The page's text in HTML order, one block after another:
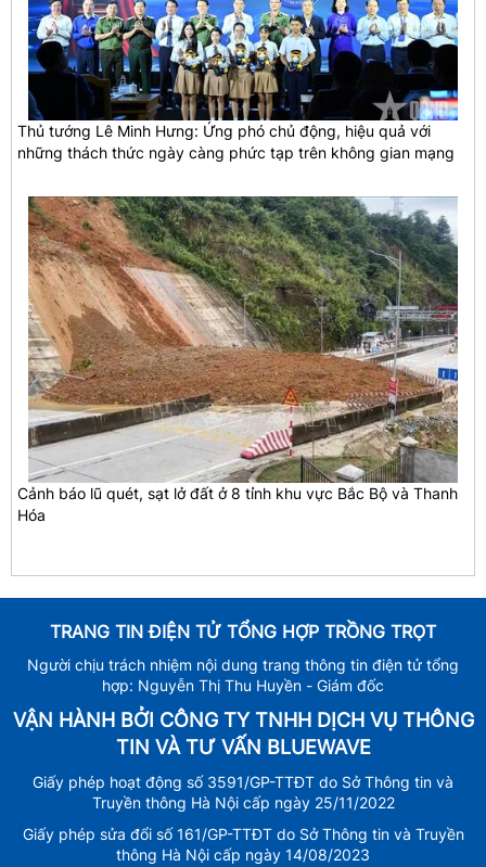
Thủ tướng Lê Minh Hưng: Ứng phó chủ động, hiệu quả với
những thách thức ngày càng phức tạp trên không gian mạng
Cảnh báo lũ quét, sạt lở đất ở 8 tỉnh khu vực Bắc Bộ và Thanh
Hóa
TRANG TIN ĐIỆN TỬ TỔNG HỢP TRỒNG TRỌT
Người chịu trách nhiệm nội dung trang thông tin điện tử tổng
hợp: Nguyễn Thị Thu Huyền - Giám đốc
VẬN HÀNH BỞI CÔNG TY TNHH DỊCH VỤ THÔNG
TIN VÀ TƯ VẤN BLUEWAVE
Giấy phép hoạt động số 3591/GP-TTĐT do Sở Thông tin và
Truyền thông Hà Nội cấp ngày 25/11/2022
Giấy phép sửa đổi số 161/GP-TTĐT do Sở Thông tin và Truyền
thông Hà Nội cấp ngày 14/08/2023